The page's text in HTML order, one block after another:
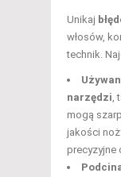
Unikaj
włosów,
technik.
narzędzi,
mogą
jakości
precyzyjne